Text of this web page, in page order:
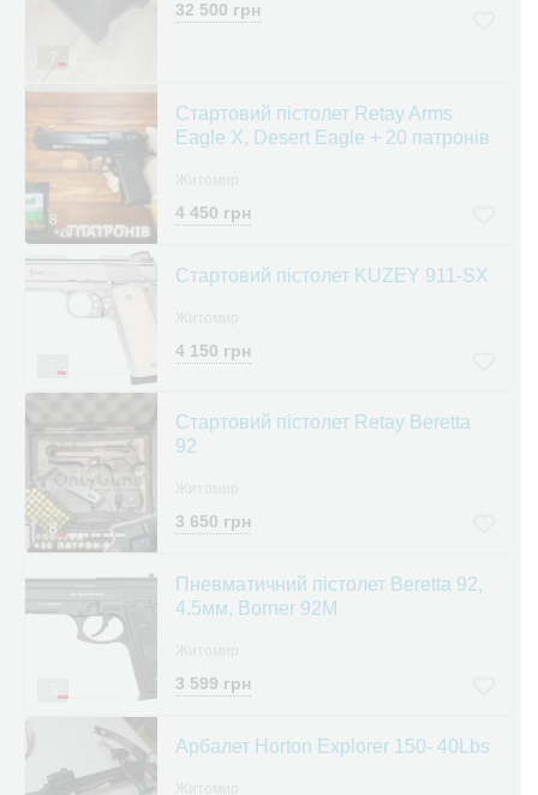
32 500 грн
8
Стартовий пістолет Retay Arms
Eagle X, Desert Eagle + 20 патронів
4 450 грн
Cтартовий пістолет KUZEY 911-SX
4 150 грн
8
Стартовий пістолет Retay Beretta
92
3 650 грн
Пневматичний пістолет Beretta 92,
4.5мм, Borner 92M
3 599 грн
Арбалет Horton Explorer 150- 40Lbs